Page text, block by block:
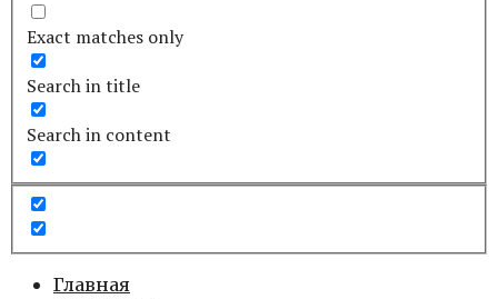
Exact matches only
Search in title
Search in content
Главная